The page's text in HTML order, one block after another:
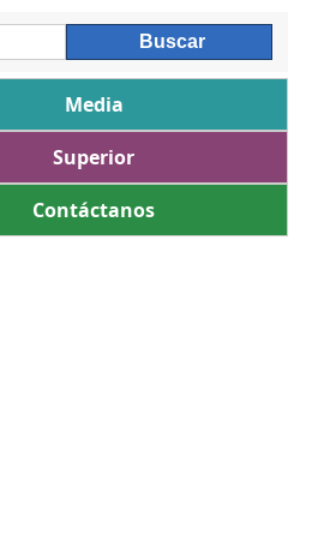
Media
Superior
Contáctanos